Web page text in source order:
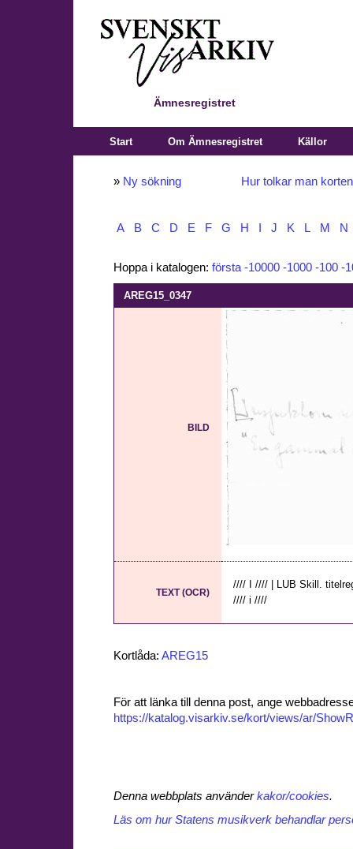
Ämnesregistret
Start Om Ämnesregistret Källor
» Ny sökning Hur tolkar man
A B C D E F G H J K L M N
Hoppa i katalogen: första -10000 -1000 -100 -
AREG15_0347
BILD
TEXT (OCR)
//// I //// | LUB Skill.
//// i ////
Kortlåda: AREG15
För att länka till denna post, ange
https://katalog.visarkiv.se/kort/views/ar/
Denna webbplats använderkakor/cookies.
Läs om hur Statens musikverk behandlar